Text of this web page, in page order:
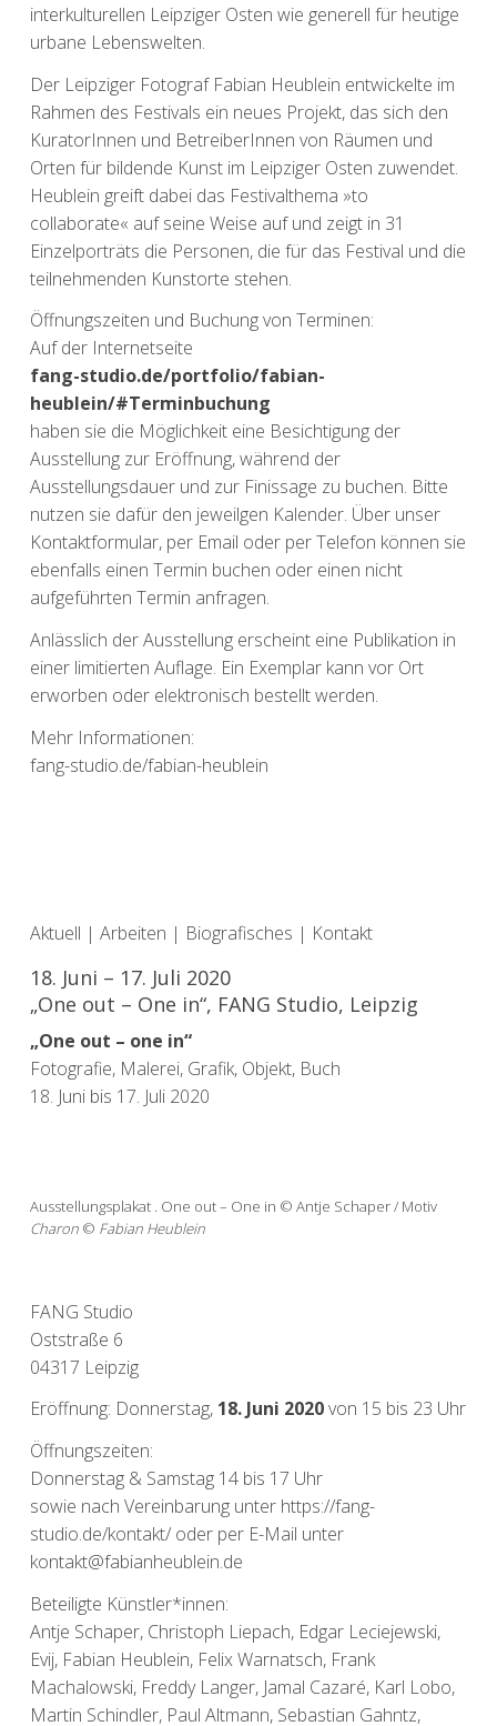
interkulturellen Leipziger Osten wie generell für heutige
urbane Lebenswelten.
Der Leipziger Fotograf Fabian Heublein entwickelte im
Rahmen des Festivals ein neues Projekt, das sich den
KuratorInnen und BetreiberInnen von Räumen und
Orten für bildende Kunst im Leipziger Osten zuwendet.
Heublein greift dabei das Festivalthema »to
collaborate« auf seine Weise auf und zeigt in 31
Einzelporträts die Personen, die für das Festival und die
teilnehmenden Kunstorte stehen.
Öffnungszeiten und Buchung von Terminen:
Auf der Internetseite
fang-studio.de/portfolio/fabian-
heublein/#Terminbuchung
haben sie die Möglichkeit eine Besichtigung der
Ausstellung zur Eröffnung, während der
Ausstellungsdauer und zur Finissage zu buchen. Bitte
nutzen sie dafür den jeweilgen Kalender. Über unser
Kontaktformular, per Email oder per Telefon können sie
ebenfalls einen Termin buchen oder einen nicht
aufgeführten Termin anfragen.
Anlässlich der Ausstellung erscheint eine Publikation in
einer limitierten Auflage. Ein Exemplar kann vor Ort
erworben oder elektronisch bestellt werden.
Mehr Informationen:
fang-studio.de/fabian-heublein
Aktuell | Arbeiten | Biografisches | Kontakt
18. Juni – 17. Juli 2020
„One out – One in“, FANG Studio, Leipzig
„One out – one in“
Fotografie, Malerei, Grafik, Objekt, Buch
18. Juni bis 17. Juli 2020
Ausstellungsplakat . One out – One in © Antje Schaper / Motiv
Charon© Fabian Heublein
FANG Studio
Oststraße 6
04317 Leipzig
Eröffnung: Donnerstag, 18. Juni 2020von 15 bis 23 Uhr
Öffnungszeiten:
Donnerstag & Samstag 14 bis 17 Uhr
sowie nach Vereinbarung unter https://fang-
studio.de/kontakt/ oder per E-Mail unter
kontakt@fabianheublein.de
Beteiligte Künstler*innen:
Antje Schaper, Christoph Liepach, Edgar Leciejewski,
Evij, Fabian Heublein, Felix Warnatsch, Frank
Machalowski, Freddy Langer, Jamal Cazaré, Karl Lobo,
Martin Schindler, Paul Altmann, Sebastian Gahntz,